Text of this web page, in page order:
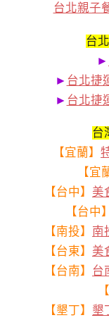
台北親子
台
►
► 台北捷
► 台北捷
台
【宜蘭】
【宜
【台中】 美
【台中】
【南投】 南
【台東】 美
【台南】 台
【墾丁】 墾